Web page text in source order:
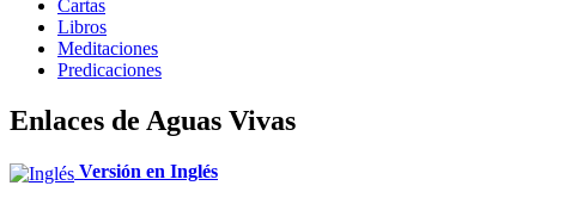
Cartas
Libros
Meditaciones
Predicaciones
Enlaces de Aguas Vivas
Versión en Inglés